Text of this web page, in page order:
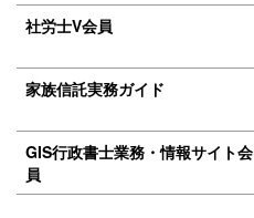
社労士V会員
家族信託実務ガイド
GIS行政書士業務・情報サイト会
員